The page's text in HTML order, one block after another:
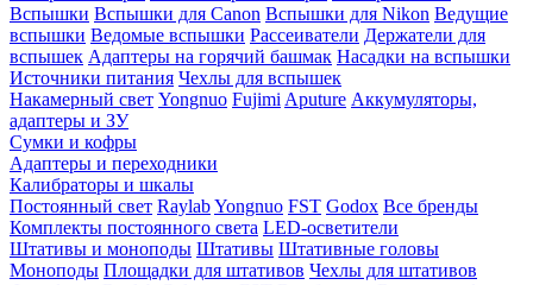
Вспышки Вспышки для Canon Вспышки для Nikon Ведущие
вспышки Ведомые вспышки Рассеиватели Держатели для
вспышек Адаптеры на горячий башмак Насадки на вспышки
Источники питания Чехлы для вспышек
Накамерный свет Yongnuo Fujimi Aputure Аккумуляторы,
адаптеры и ЗУ
Сумки и кофры
Адаптеры и переходники
Калибраторы и шкалы
Постоянный свет RaylabYongnuo FST Godox Все бренды
Комплекты постоянного света LED-осветители
Штативы и моноподы Штативы Штативные головы
Моноподы Площадки для штативов Чехлы для штативов